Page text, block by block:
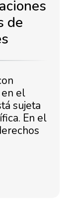
de
el
sujeta
En el